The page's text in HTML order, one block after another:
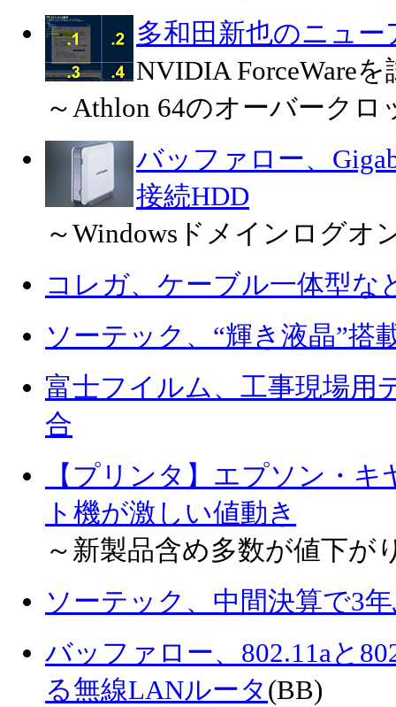
多和田新也のニュ
NVIDIA ForceWareを
～Athlon 64のオーバークロ
バッファロー、
接続HDD
～Windowsドメインログオ
コレガ、ケーブル一体型な
ソーテック、“輝き液晶”搭
富士フイルム、工事現場用
合
【プリンタ】エプソン・
ト機が激しい値動き
～新製品含め多数が値下が
ソーテック、中間決算で3
バッファロー、802.11aと
る無線LANルータ (BB)